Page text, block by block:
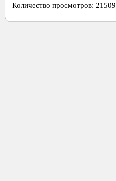
Количество просмотров: 21509